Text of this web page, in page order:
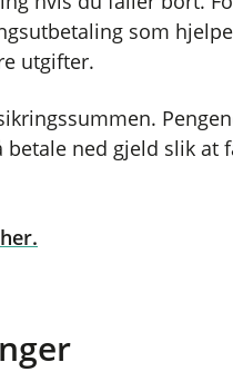
som
utgifter.
ned gjeld slik at